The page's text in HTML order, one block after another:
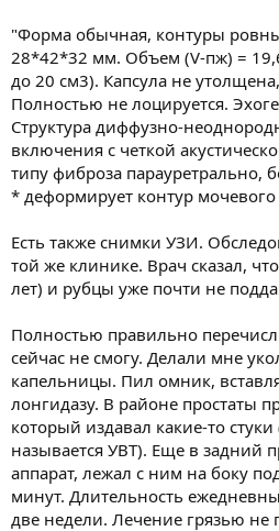
"Форма обычная, контуры
28*42*32 мм. Объем (V-пж) =
до 20 см3). Капсула не
Полностью не лоцируется.
Структура диффузно-
включения с четкой
типу фиброза парауретрально,
* деформирует контур
Есть также снимки УЗИ.
той же клинике. Врач сказал,
лет) и рубцы уже почти не
Полностью правильно
сейчас не смогу. Делали мне
капельницы. Пил омник,
лонгидазу. В районе простаты
который издавал какие-то
называется УВТ). Еще в задний
аппарат, лежал с ним на боку
минут. Длительность
две недели. Лечение грязью не